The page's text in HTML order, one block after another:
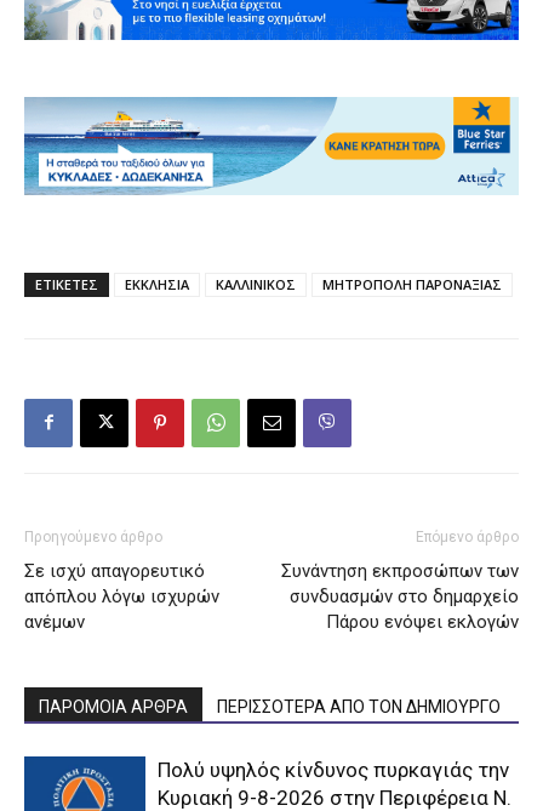
ΕΤΙΚΕΤΕΣ ΕΚΚΛΗΣΙΑ ΚΑΛΛΙΝΙΚΟΣ ΜΗΤΡΟΠΟΛΗ ΠΑΡΟΝΑΞΙΑΣ
Προηγούμενο άρθρο
Σε ισχύ απαγορευτικό
απόπλου λόγω ισχυρών
ανέμων
Επόμενο άρθρο
Συνάντηση εκπροσώπων των
συνδυασμών στο δημαρχείο
Πάρου ενόψει εκλογών
ΠΑΡΟΜΟΙΑ ΑΡΘΡΑ ΠΕΡΙΣΣΟΤΕΡΑ ΑΠΟ ΤΟΝ ΔΗΜΙΟΥΡΓΟ
Πολύ υψηλός κίνδυνος πυρκαγιάς την
Κυριακή 9-8-2026 στην Περιφέρεια Ν.